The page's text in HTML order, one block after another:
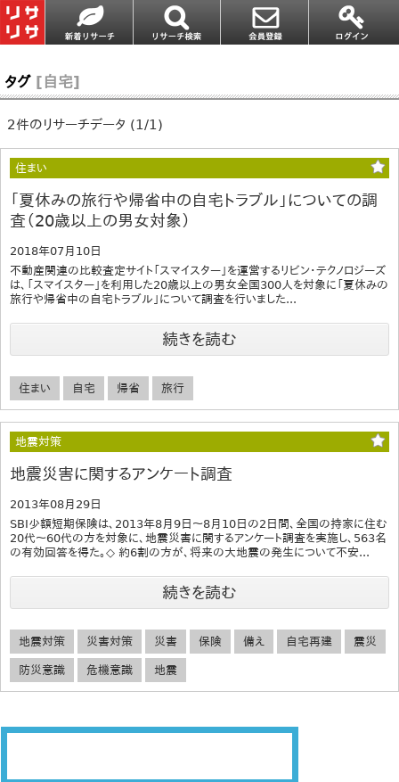
タグ [自宅]
2件のリサーチデータ (1/1)
住まい
「夏休みの旅行や帰省中の自宅トラブル」についての調
査（20歳以上の男女対象）
2018年07月10日
不動産関連の比較査定サイト「スマイスター」を運営するリビン・テクノロジーズ
は、「スマイスター」を利用した20歳以上の男女全国300人を対象に「夏休みの
旅行や帰省中の自宅トラブル」について調査を行いました...
続きを読む
住まい 自宅 帰省 旅行
地震対策
地震災害に関するアンケート調査
2013年08月29日
SBI少額短期保険は、2013年8月9日～8月10日の2日間、全国の持家に住む
20代～60代の方を対象に、地震災害に関するアンケート調査を実施し、563名
の有効回答を得た。◇ 約6割の方が、将来の大地震の発生について不安...
続きを読む
地震対策 災害対策 災害 保険 備え 自宅再建 震災
防災意識 危機意識 地震